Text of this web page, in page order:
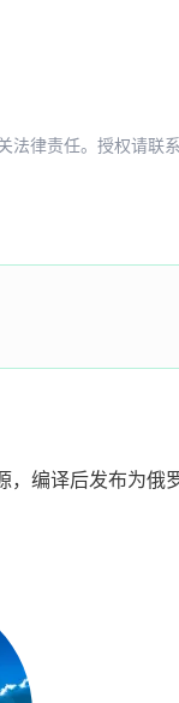
法律责任。授权请联
，编译后发布为